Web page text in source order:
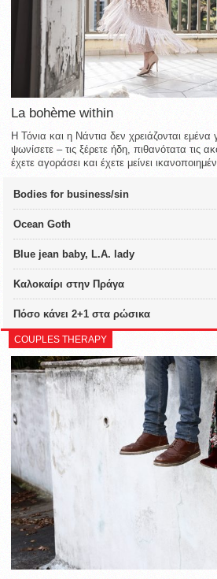
La bohème within
Η Τόνια και η Νάντια δεν χρειάζονται
ψωνίσετε – τις ξέρετε ήδη, πιθανότατα τις
έχετε αγοράσει και έχετε μείνει
Bodies for business/sin
Ocean Goth
Blue jean baby, L.A. lady
Καλοκαίρι στην Πράγα
Πόσο κάνει 2+1 στα ρώσικα
COUPLES THERAPY